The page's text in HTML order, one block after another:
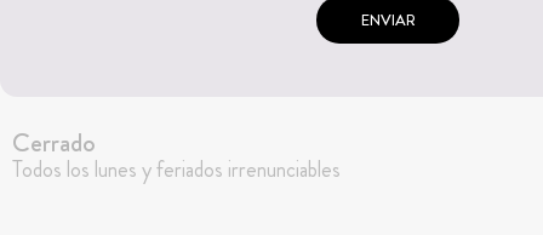
ENVIAR
Cerrado
Todos los lunes y feriados irrenunciables